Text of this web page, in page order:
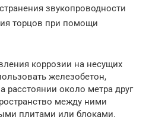
звукопроводности
торцов при помощи
коррозии на несущих
железобетон,
расстоянии около метра друг
между ними
плитами или блоками.